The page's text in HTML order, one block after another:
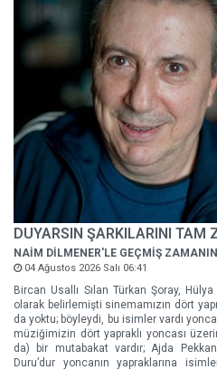
DUYARSIN ŞARKILARINI TAM
NAİM DİLMENER'LE GEÇMİŞ
04 Ağustos 2026 Salı 06:41
Bircan Usallı Sılan Türkan Şoray,
olarak belirlemişti sinemamızın dört
da yoktu; böyleydi, bu isimler vardı
müziğimizin dört yapraklı yoncası
da) bir mutabakat vardır; Ajda
Duru’dur yoncanın yapraklarına